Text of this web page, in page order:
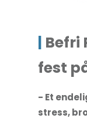
| Befri
fest
- Et
stress,